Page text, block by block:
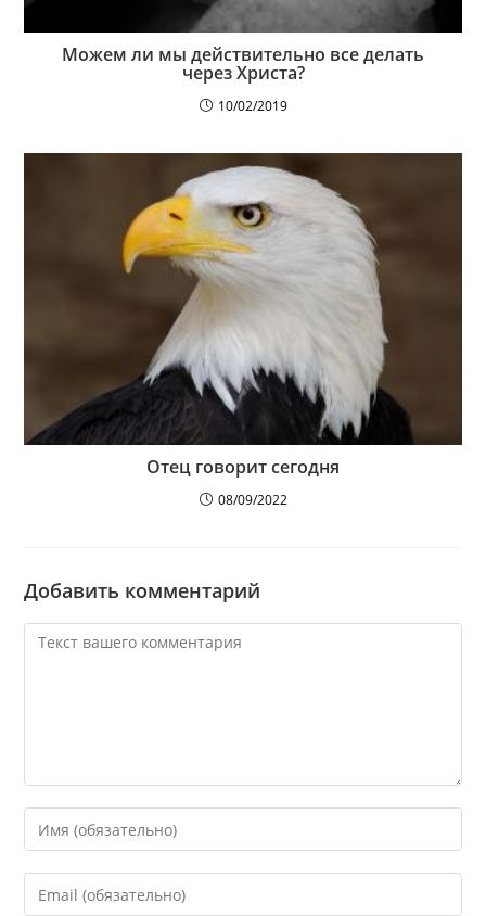
Можем ли мы действительно все делать
через Христа?
10/02/2019
Отец говорит сегодня
08/09/2022
Добавить комментарий